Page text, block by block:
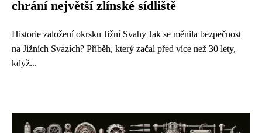
chrání největší zlínské sídliště
Historie založení okrsku Jižní Svahy Jak se měnila bezpečnost
na Jižních Svazích? Příběh, který začal před více než 30 lety,
když...